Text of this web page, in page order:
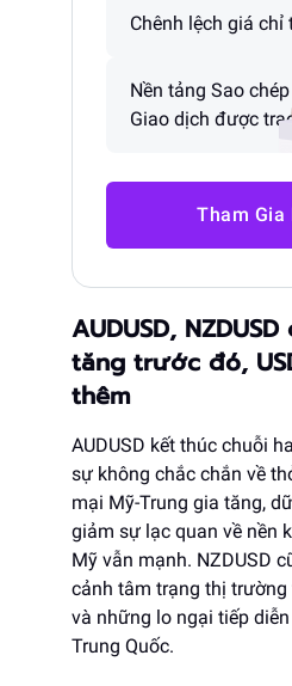
Chênh lệch giá chỉ
Nền tảng Sao chép
Giao dịch được
Tham Gia
AUDUSD,
tăng trước đó,
thêm
AUDUSD kết thúc chuỗi
sự không chắc chắn về
mại Mỹ-Trung gia tăng,
giảm sự lạc quan về nền
Mỹ vẫn mạnh. NZDUSD
cảnh tâm trạng thị
và những lo ngại tiếp
Trung Quốc.